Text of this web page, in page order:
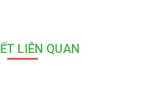
LIÊN QUAN